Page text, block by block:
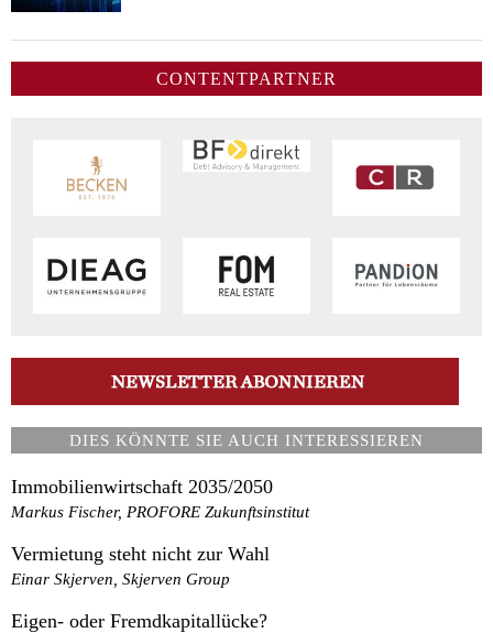
CONTENTPARTNER
DIES KÖNNTE SIE AUCH INTERESSIEREN
Immobilienwirtschaft 2035/2050
Markus Fischer, PROFORE Zukunftsinstitut
Vermietung steht nicht zur Wahl
Einar Skjerven, Skjerven Group
Eigen- oder Fremdkapitallücke?